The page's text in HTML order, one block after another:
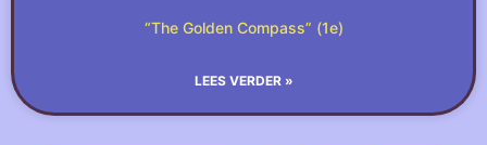
“The Golden Compass” (1e)
LEES VERDER »